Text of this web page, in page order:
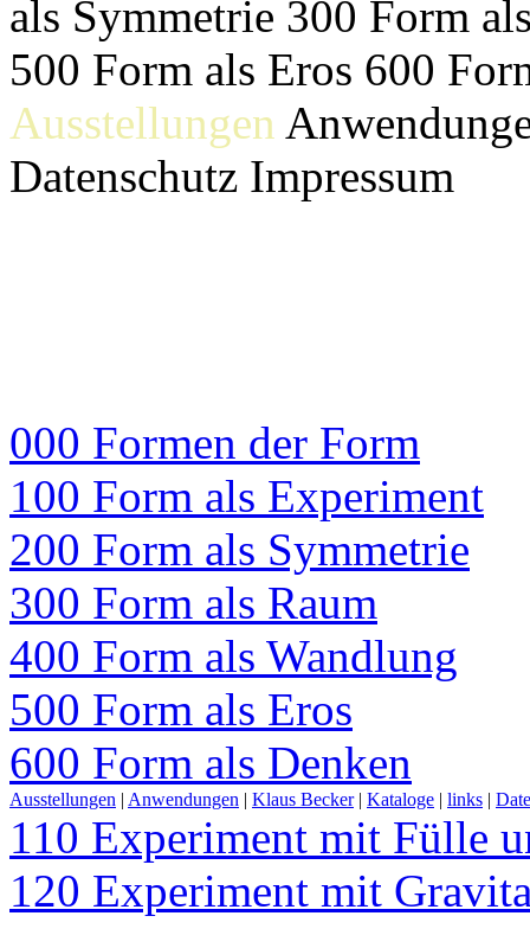
als Symmetrie 300 Form
500 Form als Eros 600
Ausstellungen
Datenschutz Impressum
000 Formen der Form
100 Form als Experiment
200 Form als Symmetrie
300 Form als Raum
400 Form als Wandlung
500 Form als Eros
600 Form als Denken
Ausstellungen | Anwendungen | Klaus Becker| Kataloge | links |
110 Experiment mit Fülle
120 Experiment mit